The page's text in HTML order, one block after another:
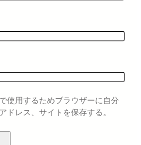
使用するためブラウザーに自分
ドレス、サイトを保存する。